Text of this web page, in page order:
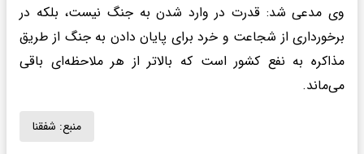
وی مدعی شد: قدرت در وارد شدن به جنگ نیست، بلکه در
برخورداری از شجاعت و خرد برای پایان دادن به جنگ از طریق
مذاکره به نفع کشور است که بالاتر از هر ملاحظه‌ای باقی
می‌ماند.
منبع: شفقنا